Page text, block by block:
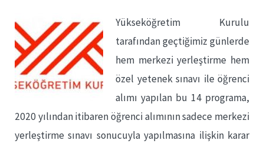
Yükseköğretim Kurulu
tarafından geçtiğimiz günlerde
hem merkezi yerleştirme hem
özel yetenek sınavı ile öğrenci
alımı yapılan bu 14 programa,
2020 yılından itibaren öğrenci alımının sadece merkezi
yerleştirme sınavı sonucuyla yapılmasına ilişkin karar